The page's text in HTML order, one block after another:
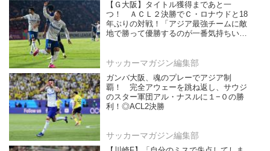
【Ｇ大阪】タイトル獲得まであと一
つ！ ＡＣＬ２決勝でＣ・ロナウドと18
年ぶりの対戦！「アジア最強チームに敵
地で勝って優勝するのが一番気持ちい
サッカーマガジン編集部
ガンバ大阪、魂のプレーでアジア制
覇！ 完全アウェーを跳ね返し、サウジ
のスター軍団アル・ナスルに１−０の勝
利！◎ACL2決勝
サッカーマガジン編集部